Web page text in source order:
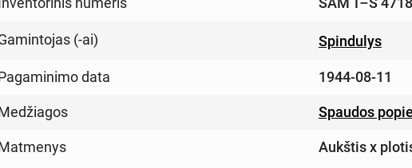
(-ai) Spindulys
data 1944-08-11
Spaudos
Aukštis x